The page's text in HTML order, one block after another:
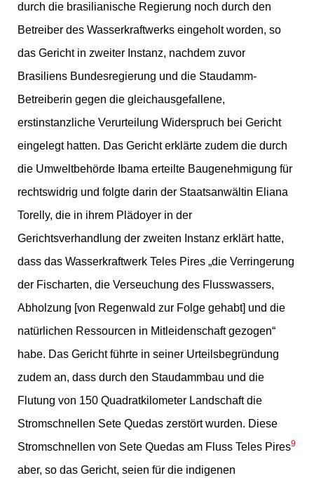
durch die brasilianische Regierung noch durch den
Betreiber des Wasserkraftwerks eingeholt worden, so
das Gericht in zweiter Instanz, nachdem zuvor
Brasiliens Bundesregierung und die Staudamm-
Betreiberin gegen die gleichausgefallene,
erstinstanzliche Verurteilung Widerspruch bei Gericht
eingelegt hatten. Das Gericht erklärte zudem die durch
die Umweltbehörde Ibama erteilte Baugenehmigung für
rechtswidrig und folgte darin der Staatsanwältin Eliana
Torelly, die in ihrem Plädoyer in der
Gerichtsverhandlung der zweiten Instanz erklärt hatte,
dass das Wasserkraftwerk Teles Pires „die Verringerung
der Fischarten, die Verseuchung des Flusswassers,
Abholzung [von Regenwald zur Folge gehabt] und die
natürlichen Ressourcen in Mitleidenschaft gezogen“
habe. Das Gericht führte in seiner Urteilsbegründung
zudem an, dass durch den Staudammbau und die
Flutung von 150 Quadratkilometer Landschaft die
Stromschnellen Sete Quedas zerstört wurden. Diese
Stromschnellen von Sete Quedas am Fluss Teles Pires9
aber, so das Gericht, seien für die indigenen